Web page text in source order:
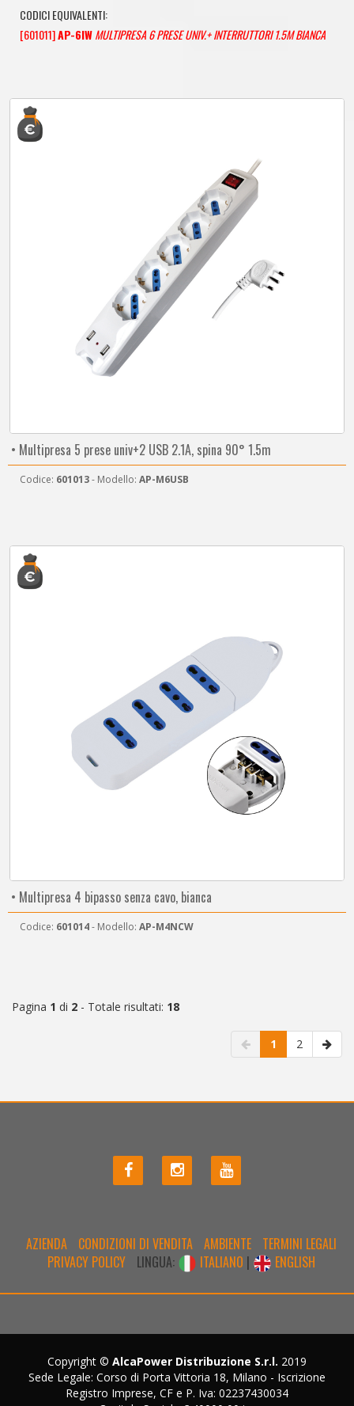
CODICI EQUIVALENTI:
[601011]AP-6IWMULTIPRESA 6 PRESE UNIV.+ INTERRUTTORI 1.5M BIANCA
• Multipresa 5 prese univ+2 USB 2.1A, spina 90° 1.5m
Codice: 601013- Modello: AP-M6USB
• Multipresa 4 bipasso senza cavo, bianca
Codice: 601014- Modello: AP-M4NCW
Pagina 1 di 2 - Totale risultati: 18
1 2
AZIENDA CONDIZIONI DI VENDITA AMBIENTE
TERMINI LEGALI
PRIVACY POLICY
LINGUA: ITALIANO | ENGLISH
Copyright © AlcaPower Distribuzione S.r.l. 2019
Sede Legale: Corso di Porta Vittoria 18, Milano - Iscrizione
Registro Imprese, CF e P. Iva: 02237430034